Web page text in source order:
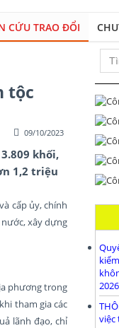
CỨU TRAO ĐỔI
tộc
09/10/2023
khối,
1,2 triệu
cấp ủy, chính
xây dựng
phương trong
tham gia các
lãnh đạo, chỉ
2026
việc